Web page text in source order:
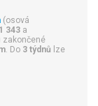
(osová
343 a
zakončené
. Do 3 týdnů lze